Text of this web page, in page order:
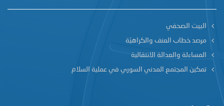
البيت الصحفي
مرصد خطاب العنف والكراهيّة
المساءلة والعدالة الانتقالية
تمكين المجتمع المدني السوري في عملية السلام